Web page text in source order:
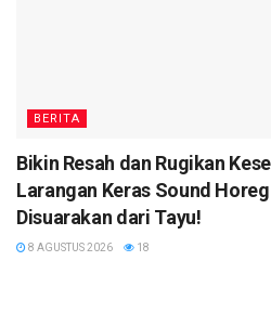
BERITA
Bikin Resah dan Rugikan
Larangan Keras Sound
Disuarakan dari Tayu!
8 AGUSTUS 2026 18